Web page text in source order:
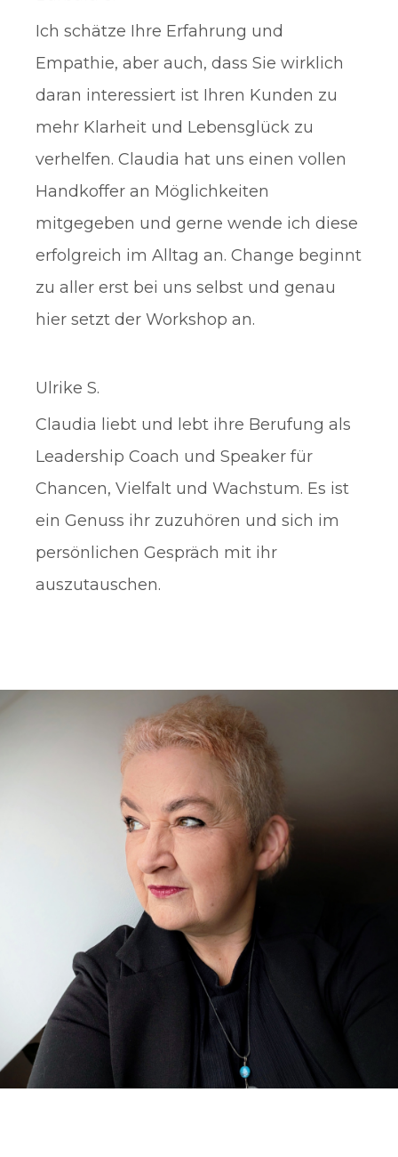
Ich schätze Ihre Erfahrung und
Empathie, aber auch, dass Sie wirklich
daran interessiert ist Ihren Kunden zu
mehr Klarheit und Lebensglück zu
verhelfen. Claudia hat uns einen vollen
Handkoffer an Möglichkeiten
mitgegeben und gerne wende ich diese
erfolgreich im Alltag an. Change beginnt
zu aller erst bei uns selbst und genau
hier setzt der Workshop an.
Ulrike S.
Claudia liebt und lebt ihre Berufung als
Leadership Coach und Speaker für
Chancen, Vielfalt und Wachstum. Es ist
ein Genuss ihr zuzuhören und sich im
persönlichen Gespräch mit ihr
auszutauschen.